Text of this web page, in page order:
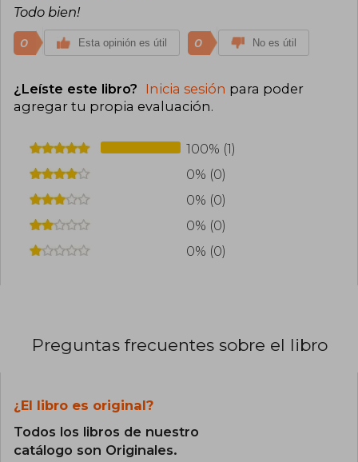
Todo bien!
0 Esta opinión es útil 0 No es útil
¿Leíste este libro? Inicia sesión para poder
agregar tu propia evaluación.
100% (1)
0% (0)
0% (0)
0% (0)
0% (0)
Preguntas frecuentes sobre el libro
¿El libro es original?
Todos los libros de nuestro
catálogo son Originales.